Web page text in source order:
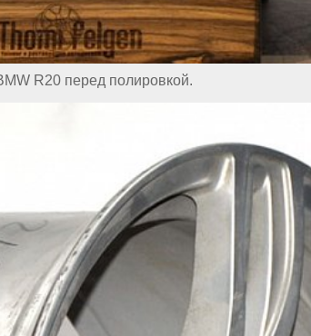
R20 перед полировкой.